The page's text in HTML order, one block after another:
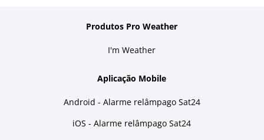
Produtos Pro Weather
I'm Weather
Aplicação Mobile
Android - Alarme relâmpago Sat24
iOS - Alarme relâmpago Sat24